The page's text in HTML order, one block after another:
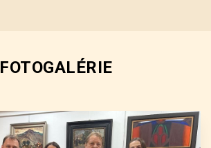
FOTOGALÉRIE